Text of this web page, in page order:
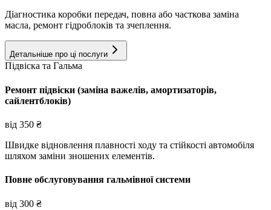
Діагностика коробки передач, повна або часткова заміна
масла, ремонт гідроблоків та зчеплення.
Детальніше про ці послуги
Підвіска та Гальма
Ремонт підвіски (заміна важелів, амортизаторів,
сайлентблоків)
від 350 ₴
Швидке відновлення плавності ходу та стійкості автомобіля
шляхом заміни зношених елементів.
Повне обслуговування гальмівної системи
від 300 ₴